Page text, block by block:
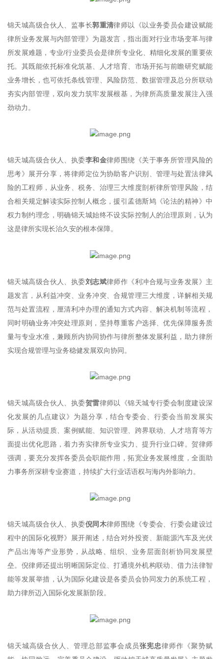
锦天城高级合伙人、监事长郭重清律师以《以业务委员会建设赋能
律所业务发展与内部管理》为题发言，指出面对行业市场变革与律
所发展难题，专业/行业委员会是律所专业化、精细化发展的重要依
托。其既能依托标准化筑基、人才培育、市场开拓与前瞻研究赋能
业务增长，也可依托条线管理、风险防范、数据管理及总分所联动
夯实内部管理，双向发力筑牢发展根基，为律所高质量发展注入强
劲动力。
锦天城高级合伙人、执委李和金律师围绕《关于事务所管理风险的
思考》展开分享，将律师定位为协助客户识别、管理与处置法律风
险的工程师，从业务、税务、治理三大维度剖析律所管理风险，结
合相关规定解读实际控制人概念，援引孟德斯鸠《论法的精神》中
权力制约理念，明确锦天城始终不设实际控制人的治理原则，认为
这是律所实现长治久安的根本保障。
锦天城高级合伙人、执委刘志斌律师作《利冲合规与业务发展》主
题发言，从利益冲突、业务冲突、合规管理三大维度，详解相关规
范与处置流程，厘清利冲办理的通知方式内容、解决机制等流程，
同时明确业务冲突处理原则，坚持尊重客户选择、优先保障服务质
量与专业水准，兼顾所内协同协作与律所整体发展利益，助力律所
实现合规管理与业务稳健发展双向协同。
锦天城高级合伙人、执委贺雷律师以《锦天城专行委会制度建设深
化发展的几点建议》为题分享，结合专委会、行委会当前发展实
际，从活动提质、案例赋能、知识管理、跨界联动、人才培育等方
面提出优化思路，着力夯实律所专业实力、提升行业口碑。贺律师
强调，要充分发挥各委员会职能作用，拓宽业务发展维度，全面助
力事务所深耕专业赛道，持续扩大行业话语权与海内外影响力。
锦天城高级合伙人、执委倪同木律师围绕《专委会、行委会建设过
程中的国际化视野》展开阐述，结合对外投资、新能源汽车及光伏
产品出海等产业形势，从战略、组织、业务层面剖析协同发展壁
垒。倪律师还提出明晰国际定位、打通境外机构联动、借力法律智
能等发展举措，认为国际化建设是各委员会协同发力的系统工程，
助力律所迈入国际化发展新阶段。
锦天城高级合伙人、管理总部监事会成员张宪忠律师作《聚势赋